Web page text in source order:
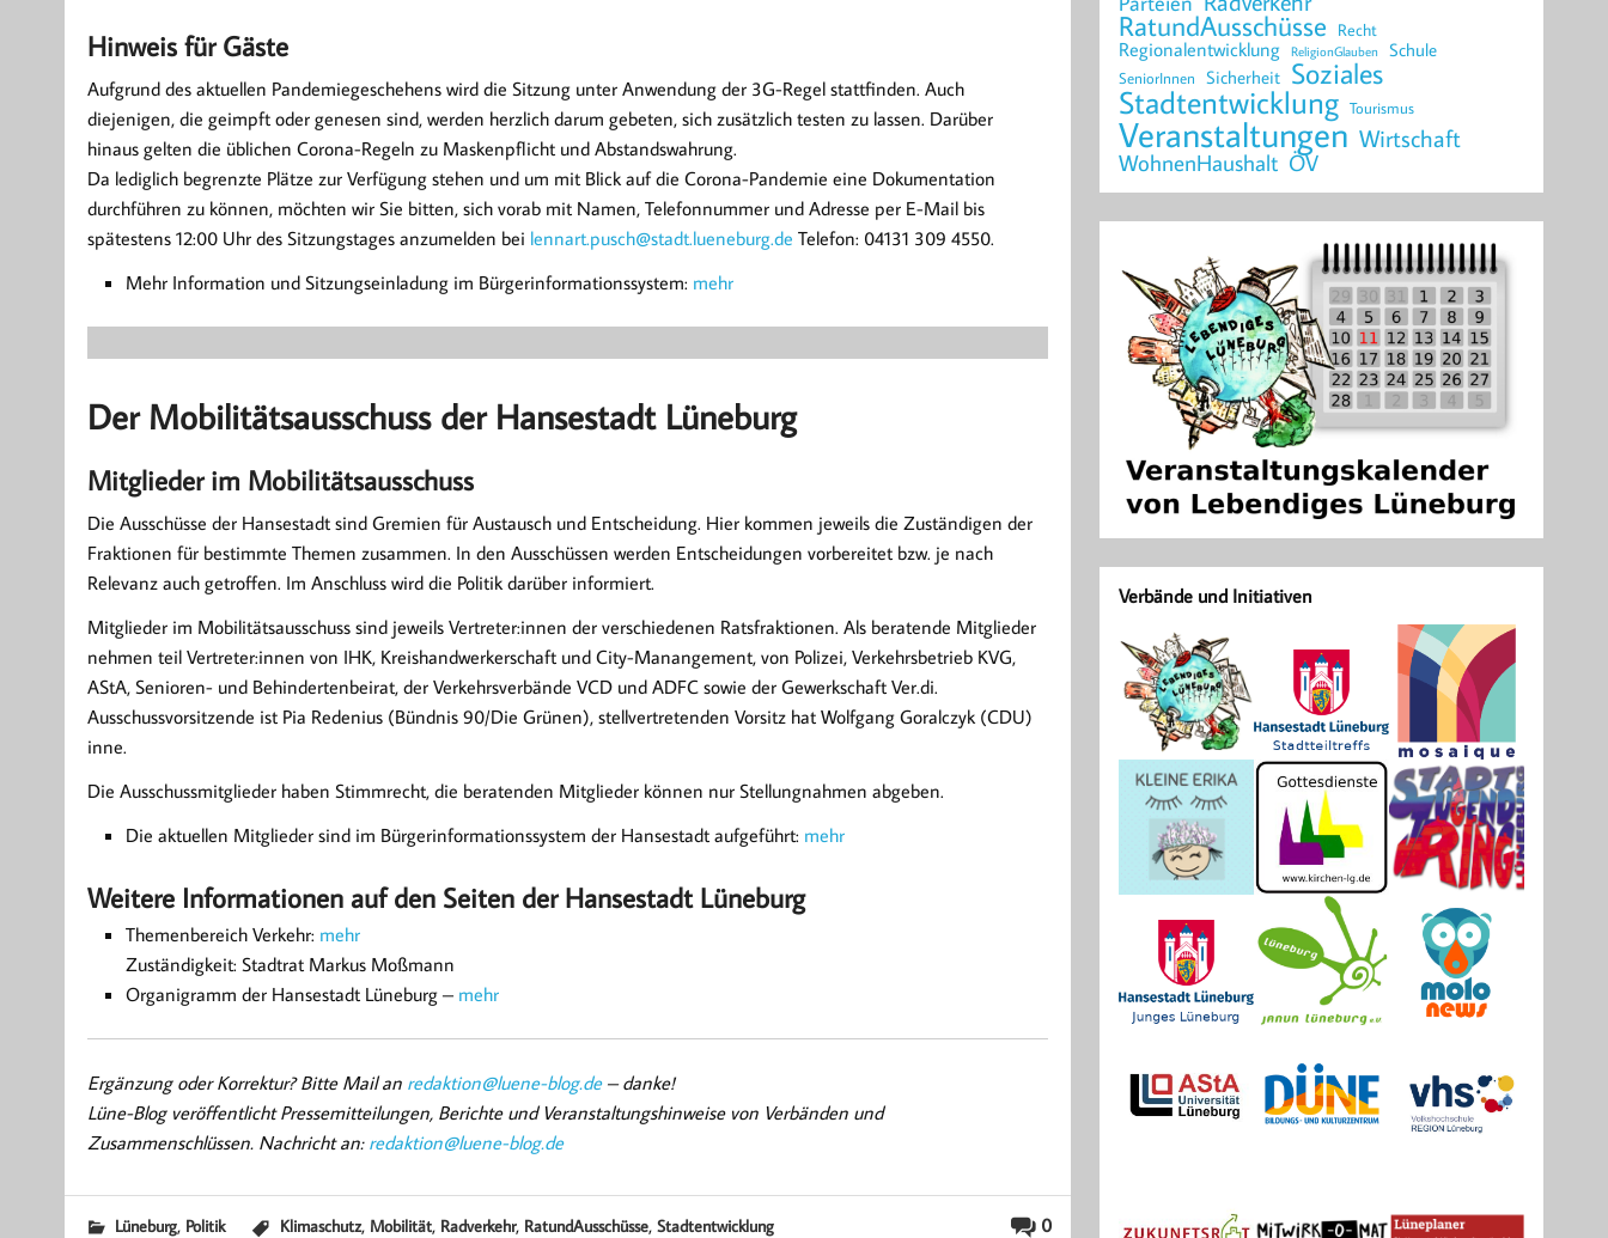
Hinweis für Gäste
Aufgrund des aktuellen Pandemiegeschehens wird die Sitzung unter Anwendung der 3G-Regel stattfinden. Auch
diejenigen, die geimpft oder genesen sind, werden herzlich darum gebeten, sich zusätzlich testen zu lassen. Darüber
hinaus gelten die üblichen Corona-Regeln zu Maskenpflicht und Abstandswahrung.
Da lediglich begrenzte Plätze zur Verfügung stehen und um mit Blick auf die Corona-Pandemie eine Dokumentation
durchführen zu können, möchten wir Sie bitten, sich vorab mit Namen, Telefonnummer und Adresse per E-Mail bis
spätestens 12:00 Uhr des Sitzungstages anzumelden bei lennart.pusch@stadt.lueneburg.de Telefon: 04131 309 4550.
Mehr Information und Sitzungseinladung im Bürgerinformationssystem: mehr
Der Mobilitätsausschuss der Hansestadt Lüneburg
Mitglieder im Mobilitätsausschuss
Die Ausschüsse der Hansestadt sind Gremien für Austausch und Entscheidung. Hier kommen jeweils die Zuständigen der
Fraktionen für bestimmte Themen zusammen. In den Ausschüssen werden Entscheidungen vorbereitet bzw. je nach
Relevanz auch getroffen. Im Anschluss wird die Politik darüber informiert.
Mitglieder im Mobilitätsausschuss sind jeweils Vertreter:innen der verschiedenen Ratsfraktionen. Als beratende Mitglieder
nehmen teil Vertreter:innen von IHK, Kreishandwerkerschaft und City-Manangement, von Polizei, Verkehrsbetrieb KVG,
AStA, Senioren- und Behindertenbeirat, der Verkehrsverbände VCD und ADFC sowie der Gewerkschaft Ver.di.
Ausschussvorsitzende ist Pia Redenius (Bündnis 90/Die Grünen), stellvertretenden Vorsitz hat Wolfgang Goralczyk (CDU)
inne.
Die Ausschussmitglieder haben Stimmrecht, die beratenden Mitglieder können nur Stellungnahmen abgeben.
Die aktuellen Mitglieder sind im Bürgerinformationssystem der Hansestadt aufgeführt: mehr
Weitere Informationen auf den Seiten der Hansestadt Lüneburg
Themenbereich Verkehr: mehr
Zuständigkeit: Stadtrat Markus Moßmann
Organigramm der Hansestadt Lüneburg – mehr
Ergänzung oder Korrektur? Bitte Mail an redaktion@luene-blog.de– danke!
Lüne-Blog veröffentlicht Pressemitteilungen, Berichte und Veranstaltungshinweise von Verbänden und
Zusammenschlüssen. Nachricht an: redaktion@luene-blog.de
0
Lüneburg, Politik Klimaschutz, Mobilität, Radverkehr, RatundAusschüsse, Stadtentwicklung
RatundAusschüsse Recht
Regionalentwicklung ReligionGlauben Schule
SeniorInnen Sicherheit Soziales
Stadtentwicklung Tourismus
Veranstaltungen Wirtschaft
WohnenHaushalt ÖV
Verbände und Initiativen